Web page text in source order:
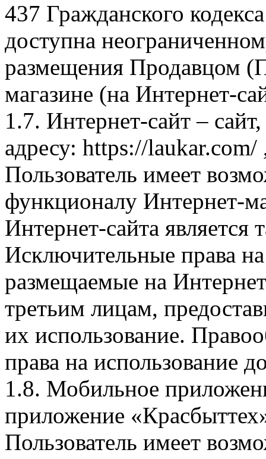
437 Гражданского
доступна
размещения Продавцом
магазине (на Интернет-
1.7. Интернет-сайт –
адресу: https://laukar.com/
Пользователь имеет
функционалу Интернет-
Интернет-сайта
Исключительные права
размещаемые на
третьим лицам,
их использование.
права на использование
1.8. Мобильное
приложение
Пользователь имеет